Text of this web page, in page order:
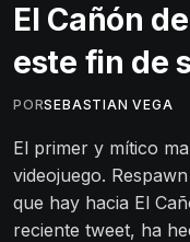
El Cañón
este fin de
PORSEBASTIAN VEGA
El primer y mítico
videojuego.
que hay hacia El
reciente tweet, ha